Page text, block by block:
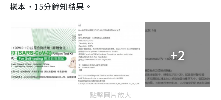
樣本，15分鐘知結果。
+2
點擊圖片放大